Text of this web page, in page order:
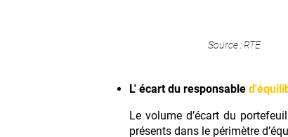
Source : RTE
L' écart du responsable
Le volume d’écart du
présents dans le périmètre